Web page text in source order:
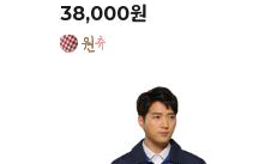
38,000원